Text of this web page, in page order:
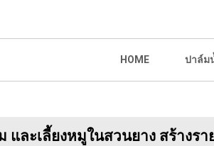
HOME ปาล์ม
และเลี้ยงหมูในสวนยาง สร้างร